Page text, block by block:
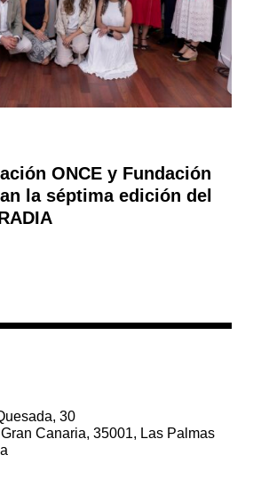
ONCE y Fundación
la séptima edición del
30
Canaria, 35001, Las Palmas